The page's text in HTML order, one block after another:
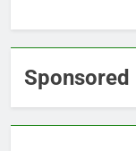
Sponsored